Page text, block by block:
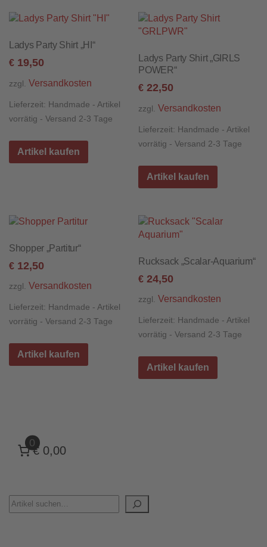
Ladys Party Shirt „HI“
€ 19,50
zzgl. Versandkosten
Lieferzeit: Handmade - Artikel
vorrätig - Versand 2-3 Tage
Artikel kaufen
Ladys Party Shirt „GIRLS
POWER“
€ 22,50
zzgl.Versandkosten
Lieferzeit: Handmade - Artikel
vorrätig - Versand 2-3 Tage
Artikel kaufen
Shopper „Partitur“
€ 12,50
zzgl. Versandkosten
Lieferzeit: Handmade - Artikel
vorrätig - Versand 2-3 Tage
Artikel kaufen
Rucksack „Scalar-Aquarium“
€ 24,50
zzgl. Versandkosten
Lieferzeit: Handmade - Artikel
vorrätig - Versand 2-3 Tage
Artikel kaufen
0
€ 0,00